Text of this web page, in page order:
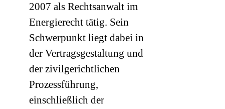
2007 als Rechtsanwalt im
Energierecht tätig. Sein
Schwerpunkt liegt dabei in
der Vertragsgestaltung und
der zivilgerichtlichen
Prozessführung,
einschließlich der